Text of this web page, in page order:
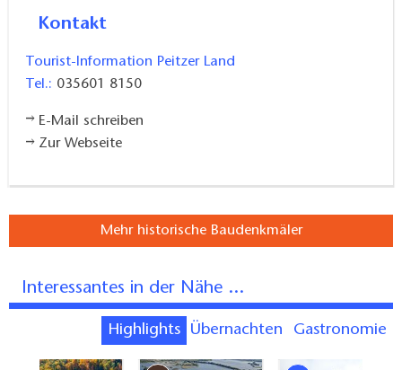
Kontakt
Tourist-Information Peitzer Land
Tel.: 035601 8150
E-Mail schreiben
Zur Webseite
Mehr historische Baudenkmäler
Interessantes in der Nähe ...
Highlights Übernachten Gastronomie